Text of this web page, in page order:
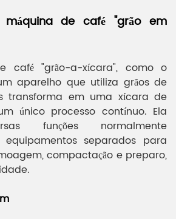
de café "grão em
café "grão-a-xícara", como o
aparelho que utiliza grãos de
transforma em uma xícara de
único processo contínuo. Ela
funções normalmente
separados para
compactação e preparo,